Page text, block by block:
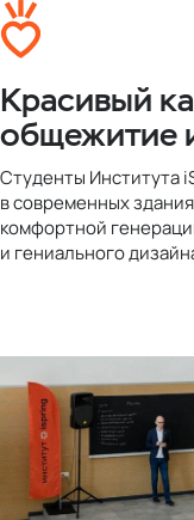
Красивый
общежитие
Студенты Института
в современных
комфортной
и гениального